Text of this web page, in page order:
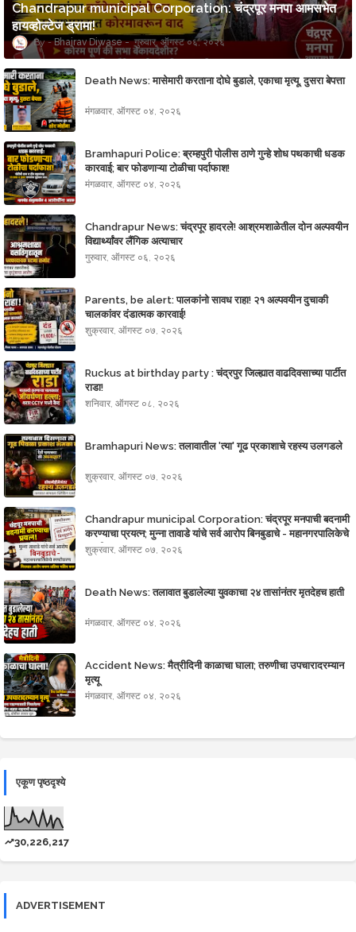
Chandrapur municipal Corporation: चंद्रपूर मनपा आमसभेत
हायव्होल्टेज ड्रामा!
Bhairav Diwase गुरुवार, ऑगस्ट ०६, २०२६
Death News: मासेमारी करताना दोघे बुडाले, एकाचा मृत्यू, दुसरा बेपत्ता
मंगळवार, ऑगस्ट ०४, २०२६
Bramhapuri Police: ब्रम्हपुरी पोलीस ठाणे गुन्हे शोध पथकाची धडक
कारवाई; बार फोडणाऱ्या टोळीचा पर्दाफाश!
मंगळवार, ऑगस्ट ०४, २०२६
Chandrapur News: चंद्रपूर हादरले! आश्रमशाळेतील दोन अल्पवयीन
विद्यार्थ्यांवर लैंगिक अत्याचार
गुरुवार, ऑगस्ट ०६, २०२६
Parents, be alert: पालकांनो सावध राहा! २१ अल्पवयीन दुचाकी
चालकांवर दंडात्मक कारवाई!
शुक्रवार, ऑगस्ट ०७, २०२६
Ruckus at birthday party : चंद्रपुर जिल्ह्यात‌ वाढदिवसाच्या पार्टीत
राडा!
शनिवार, ऑगस्ट ०८, २०२६
Bramhapuri News: तलावातील 'त्या' गूढ प्रकाशाचे रहस्य उलगडले
शुक्रवार, ऑगस्ट ०७, २०२६
Chandrapur municipal Corporation: चंद्रपूर मनपाची बदनामी
करण्याचा प्रयत्न; मुन्ना तावाडे यांचे सर्व आरोप बिनबुडाचे - महानगरपालिकेचे
स्पष्टीकरण
शुक्रवार, ऑगस्ट ०७, २०२६
Death News: तलावात बुडालेल्या युवकाचा २४ तासांनंतर मृतदेहच हाती
मंगळवार, ऑगस्ट ०४, २०२६
Accident News: मैत्रीदिनी काळाचा घाला; तरुणीचा उपचारादरम्यान
मृत्यू
मंगळवार, ऑगस्ट ०४, २०२६
एकूण पृष्ठदृश्ये
30,226,217
ADVERTISEMENT